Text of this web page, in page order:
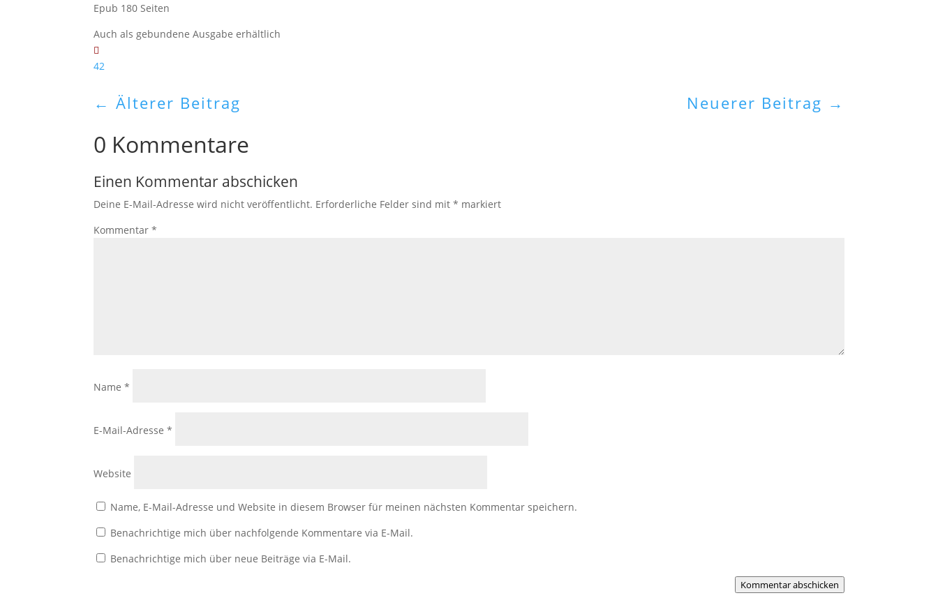
Epub 180 Seiten
Auch als gebundene Ausgabe erhältlich
42
←Älterer Beitrag Neuerer Beitrag →
0 Kommentare
Einen Kommentar abschicken
Deine E-Mail-Adresse wird nicht veröffentlicht. Erforderliche Felder sind mit* markiert
Kommentar*
Name*
E-Mail-Adresse*
Website
Name, E-Mail-Adresse und Website in diesem Browser für meinen nächsten Kommentar speichern.
Benachrichtige mich über nachfolgende Kommentare via E-Mail.
Benachrichtige mich über neue Beiträge via E-Mail.
Kommentar abschicken